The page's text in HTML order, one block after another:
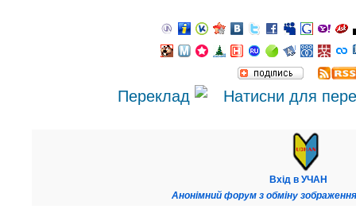
Переклад
Вхід в УЧАН
Анонімний форум з обміну